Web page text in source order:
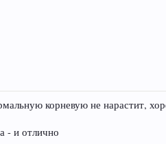
корневую не нарастит,
- и отлично